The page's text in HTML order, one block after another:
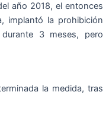
año 2018, el entonces
implantó la prohibición
3 meses, pero
la medida, tras